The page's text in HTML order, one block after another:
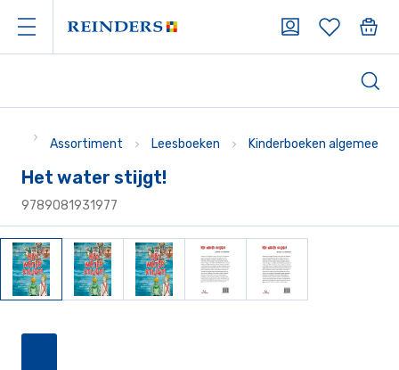
Assortiment Leesboeken Kinderboeken algemeen
Het water stijgt!
9789081931977